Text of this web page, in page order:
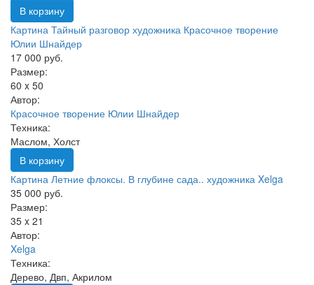
В корзину
Картина Тайный разговор художника Красочное творение
Юлии Шнайдер
17 000 руб.
Размер:
60 x 50
Автор:
Красочное творение Юлии Шнайдер
Техника:
Маслом, Холст
В корзину
Картина Летние флоксы. В глубине сада.. художника Xelga
35 000 руб.
Размер:
35 x 21
Автор:
Xelga
Техника:
Дерево, Двп, Акрилом